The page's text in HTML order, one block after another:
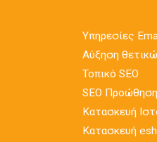
Υπηρεσίες
Αύξηση
Τοπικό SEO
SEO
Κατασκευή
Κατασκευή